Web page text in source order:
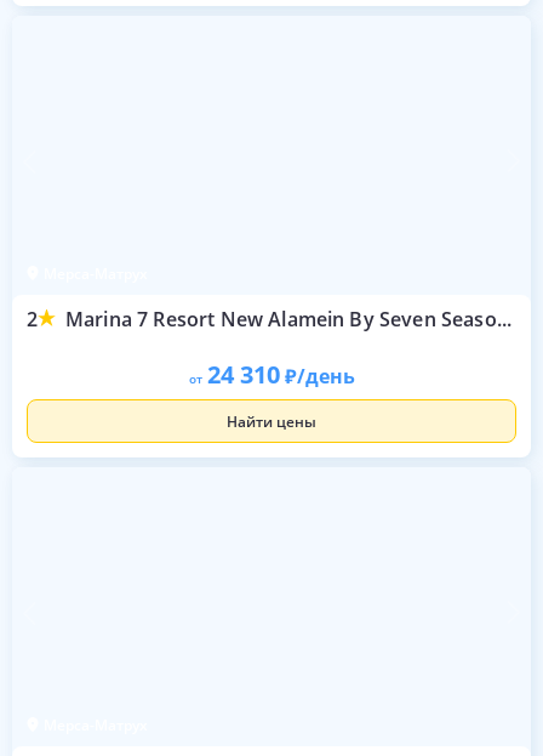
2 Marina 7 Resort New Alamein By Seven Seasons
от 24 310 /день
Найти цены